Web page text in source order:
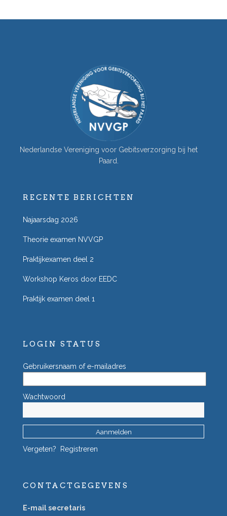
Nederlandse Vereniging voor Gebitsverzorging bij het
Paard.
RECENTE BERICHTEN
Najaarsdag 2026
Theorie examen NVVGP
Praktijkexamen deel 2
Workshop Keros door EEDC
Praktijk examen deel 1
LOGIN STATUS
Gebruikersnaam of e-mailadres
Wachtwoord
Vergeten? Registreren
CONTACTGEGEVENS
E-mail secretaris